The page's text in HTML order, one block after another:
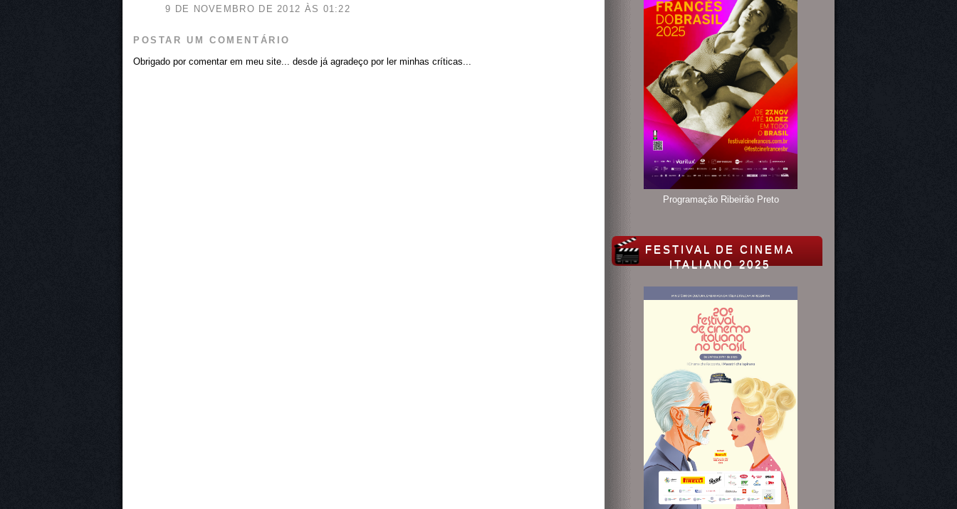
9 DE NOVEMBRO DE 2012 ÀS 01:22
POSTAR UM COMENTÁRIO
Obrigado por comentar em meu site... desde já agradeço por ler minhas críticas...
Programação Ribeirão Preto
FESTIVAL DE CINEMA
ITALIANO 2025